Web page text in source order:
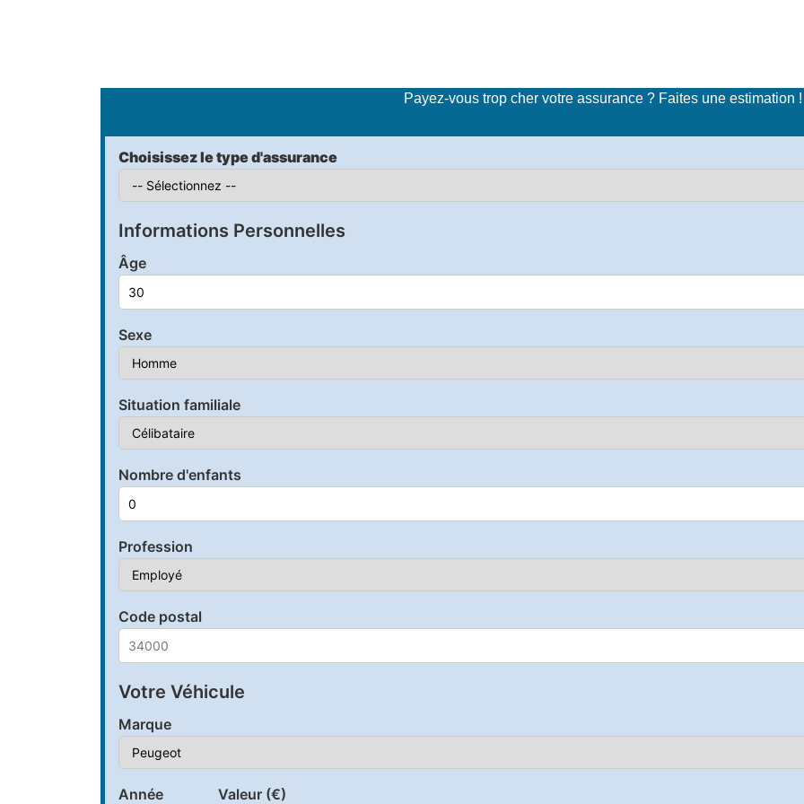
Payez-vous trop cher votre assurance ? Faites une estimation !
Choisissez le type d'assurance
Informations Personnelles
Âge
Sexe
Situation familiale
Nombre d'enfants
Profession
Code postal
Votre Véhicule
Marque
Année Valeur (€)